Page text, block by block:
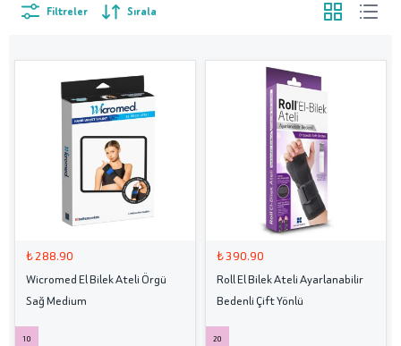
Filtreler Sırala
₺ 288.90
Wicromed El Bilek Ateli Örgü
Sağ Medium
10
₺ 390.90
Roll El Bilek Ateli Ayarlanabilir
Bedenli Çift Yönlü
20